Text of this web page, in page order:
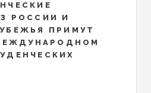
РОССИИ И
ПРИМУТ